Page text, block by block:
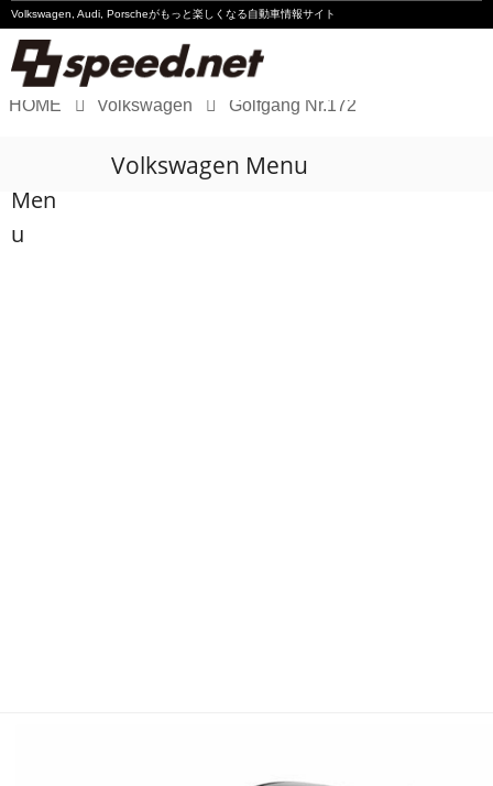
Volkswagen, Audi, Porscheがもっと楽しくなる自動車情報サイト
Audi
HOME Volkswagen Golfgang Nr.172
Men
u
Volkswagen Menu